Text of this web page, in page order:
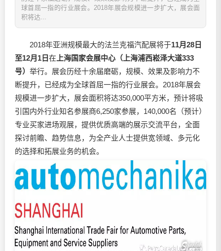
球首屈一指的行业展会。2018年展会规模进一步扩大，展会面
积将达...
2018年亚洲规模最大的法兰克福汽配展将于11月28日
至12月1日在 上海国家会展中心（上海浦西崧泽大道333
号） 举行。展会历经十余届磨砺，规模、效果及影响力不
断提升，已经成为全球首屈一指的行业展会。2018年展会
规模进一步扩大，展会面积将达350,000平方米，预计将吸
引国内外行业知名参展商6,250家参展，140,000名（预计）
专业买家进场观展，提供优质高端的展示交流平台，全面
探讨前瞻、趋势信息，为全产业人士提供宽领域、多元化
的选择和拓展业务的机会。